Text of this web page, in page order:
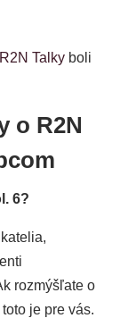
Talkyboli
o R2N
6?
rozmýšľate o
je pre vás.